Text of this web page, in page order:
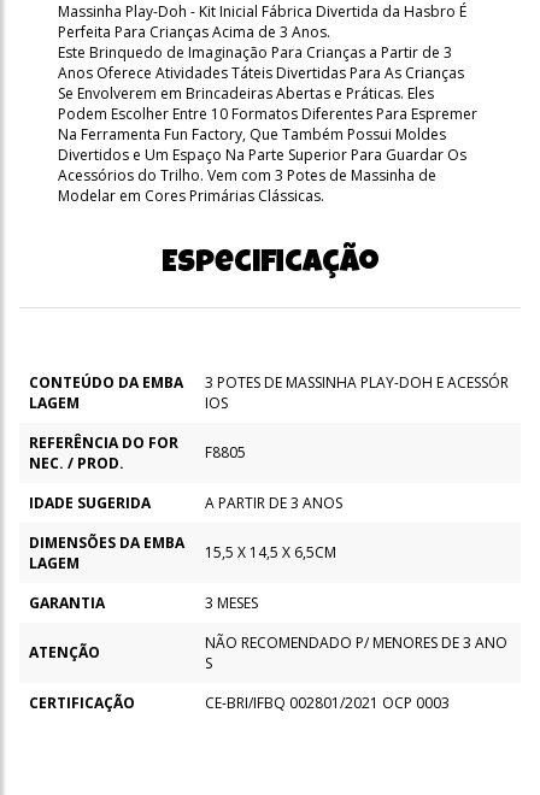
Massinha Play-Doh - Kit Inicial Fábrica Divertida da Hasbro É
Perfeita Para Crianças Acima de 3 Anos.
Este Brinquedo de Imaginação Para Crianças a Partir de 3
Anos Oferece Atividades Táteis Divertidas Para As Crianças
Se Envolverem em Brincadeiras Abertas e Práticas. Eles
Podem Escolher Entre 10 Formatos Diferentes Para Espremer
Na Ferramenta Fun Factory, Que Também Possui Moldes
Divertidos e Um Espaço Na Parte Superior Para Guardar Os
Acessórios do Trilho. Vem com 3 Potes de Massinha de
Modelar em Cores Primárias Clássicas.
Especificação
CONTEÚDO DA EMBA
LAGEM
3 POTES DE MASSINHA PLAY-DOH E ACESSÓR
IOS
REFERÊNCIA DO FOR
NEC. / PROD.
F8805
IDADE SUGERIDA
A PARTIR DE 3 ANOS
DIMENSÕES DA EMBA
LAGEM
15,5 X 14,5 X 6,5CM
GARANTIA 3 MESES
ATENÇÃO
NÃO RECOMENDADO P/ MENORES DE 3 ANO
S
CERTIFICAÇÃO
CE-BRI/IFBQ 002801/2021 OCP 0003